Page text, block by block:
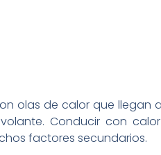
olas de calor que llegan
Conducir con
factores secundarios.